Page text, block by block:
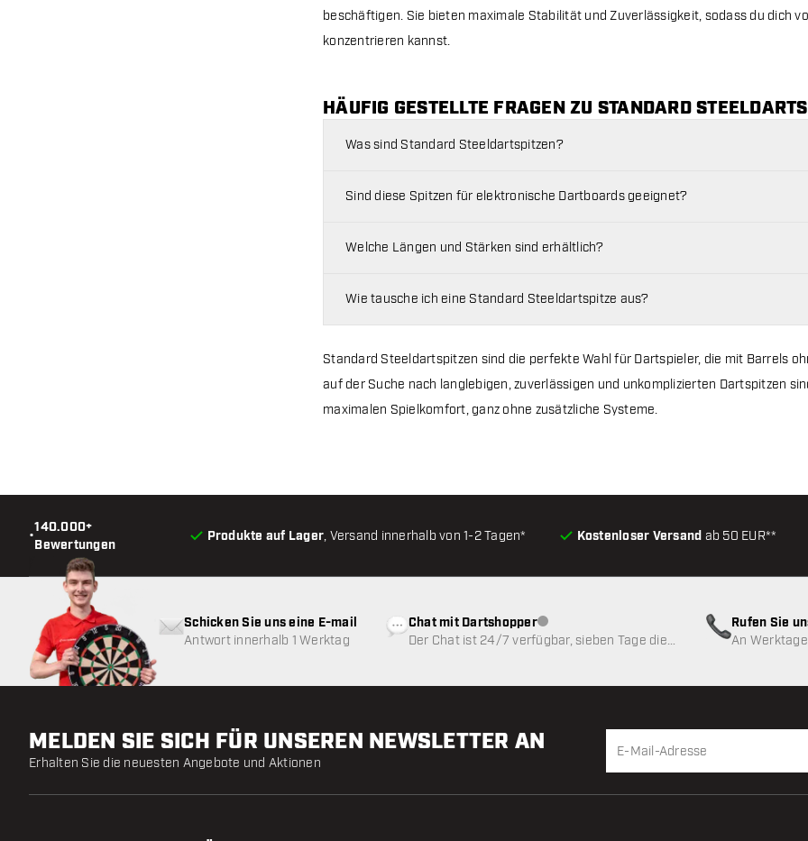
beschäftigen. Sie bieten maximale Stabilität und Zuverlässigkeit, sodass du dich
konzentrieren kannst.
HÄUFIG GESTELLTE FRAGEN ZU STANDARD
Was sind Standard Steeldartspitzen?
Sind diese Spitzen für elektronische Dartboards geeignet?
Welche Längen und Stärken sind erhältlich?
Wie tausche ich eine Standard Steeldartspitze aus?
Standard Steeldartspitzen sind die perfekte Wahl für Dartspieler, die mit Barrels
auf der Suche nach langlebigen, zuverlässigen und unkomplizierten Dartspitzen
maximalen Spielkomfort, ganz ohne zusätzliche Systeme.
•
140.000+
Bewertungen
Produkte auf Lager, Versand innerhalb von 1-2 Tagen* Kostenloser Versand ab 50 EUR**
Schicken Sie uns eine E-mail
Antwort innerhalb 1 Werktag
Chat mit DartshopperKundenservice nicht verfügbar
Der Chat ist 24/7 verfügbar, sieben Tage die
Rufen Sie
An
MELDEN SIE SICH FÜR UNSEREN NEWSLETTER AN
Erhalten Sie die neuesten Angebote und Aktionen